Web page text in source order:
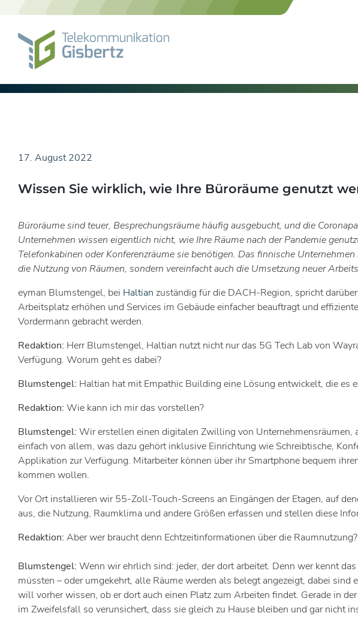
Skip
17. August 2022
Wissen Sie wirklich, wie Ihre Büroräume genutzt
Büroräume sind teuer, Besprechungsräume häufig ausgebucht, und die
Unternehmen wissen eigentlich nicht, wie Ihre Räume nach der Pandemie
Telefonkabinen oder Konferenzräume sie benötigen. Das finnische
die Nutzung von Räumen, sondern vereinfacht auch die Umsetzung neuer
eyman Blumstengel, bei Haltian zuständig für die DACH-Region, spricht
Arbeitsplatz erhöhen und Services im Gebäude einfacher beauftragt und
Vordermann gebracht werden.
Redaktion: Herr Blumstengel, Haltian nutzt nicht nur das 5G Tech Lab von
Verfügung. Worum geht es dabei?
Blumstengel: Haltian hat mit Empathic Building eine Lösung entwickelt, die es
Redaktion: Wie kann ich mir das vorstellen?
Blumstengel: Wir erstellen einen digitalen Zwilling von Unternehmensräumen,
einfach von allem, was dazu gehört inklusive Einrichtung wie Schreibtische,
Applikation zur Verfügung. Mitarbeiter können über ihr Smartphone bequem
kommen wollen.
Vor Ort installieren wir 55-Zoll-Touch-Screens an Eingängen der Etagen, auf
aus, die Nutzung, Raumklima und andere Größen erfassen und stellen diese
Redaktion: Aber wer braucht denn Echtzeitinformationen über die Raumnutzung?
Blumstengel: Wenn wir ehrlich sind: jeder, der dort arbeitet. Denn wer kennt
müssten – oder umgekehrt, alle Räume werden als belegt angezeigt, dabei
will vorher wissen, ob er dort auch einen Platz zum Arbeiten findet. Gerade in
im Zweifelsfall so verunsichert, dass sie gleich zu Hause bleiben und gar nicht